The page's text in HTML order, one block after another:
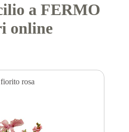
a FERMO
online
rosa